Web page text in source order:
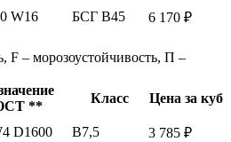
W16 БСГ В45
6 170 ₽
F – морозоустойчивость, П –
**
Класс
Цена за куб
D1600 В7,5
3 785 ₽